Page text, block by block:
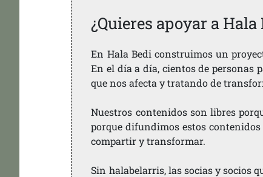
¿Quieres apoyar a Hala
En Hala Bedi construimos un
En el día a día, cientos de personas
que nos afecta y tratando de
Nuestros contenidos son libres
porque difundimos estos
compartir y transformar.
Sin halabelarris, las socias y socios